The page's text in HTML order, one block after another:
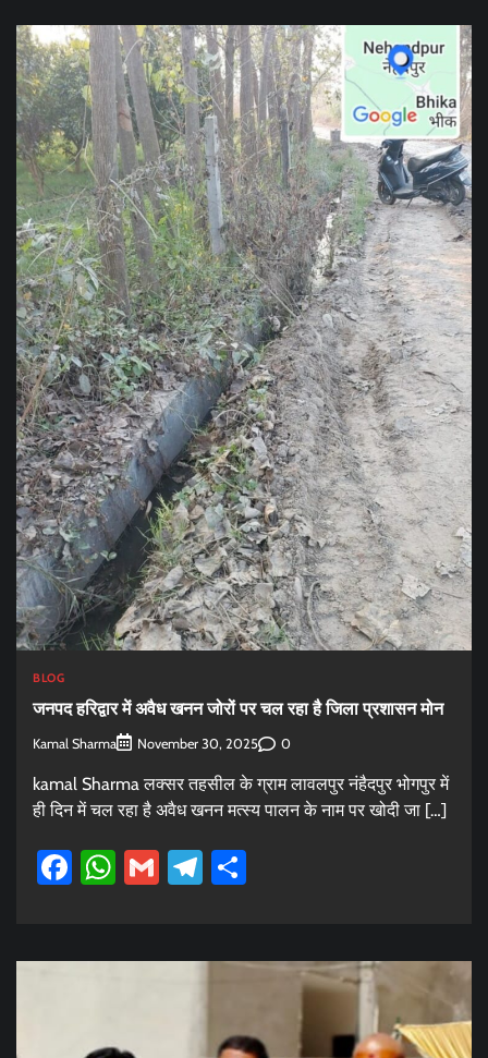
BLOG
जनपद हरिद्वार में अवैध खनन जोरों पर चल रहा है जिला प्रशासन मोन
Kamal Sharma November 30, 2025 0
kamal Sharma लक्सर तहसील के ग्राम लावलपुर नंहैदपुर भोगपुर में
ही दिन में चल रहा है अवैध खनन मत्स्य पालन के नाम पर खोदी जा […]
Facebook
WhatsApp
GmailTelegram